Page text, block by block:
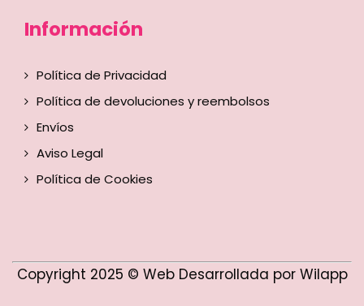
Información
Política de Privacidad
Política de devoluciones y reembolsos
Envíos
Aviso Legal
Política de Cookies
Copyright 2025 © Web Desarrollada por Wilapp